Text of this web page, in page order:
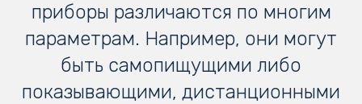
приборы различаются по многим
параметрам. Например, они могут
быть самопищущими либо
показывающими, дистанционными